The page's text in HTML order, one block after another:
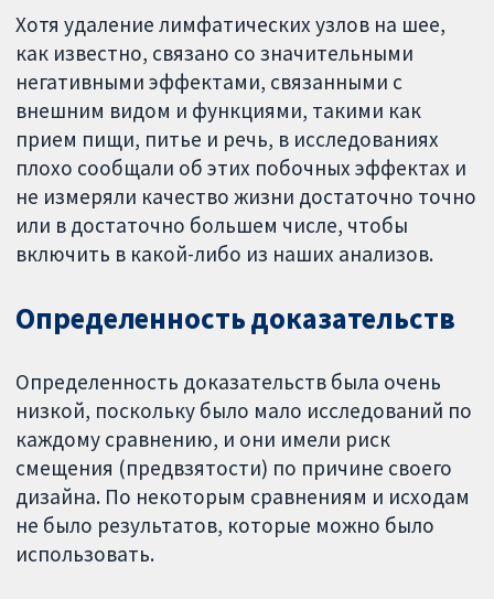
Хотя удаление лимфатических узлов на шее,
как известно, связано со значительными
негативными эффектами, связанными с
внешним видом и функциями, такими как
прием пищи, питье и речь, в исследованиях
плохо сообщали об этих побочных эффектах и
не измеряли качество жизни достаточно точно
или в достаточно большем числе, чтобы
включить в какой-либо из наших анализов.
Определенность доказательств
Определенность доказательств была очень
низкой, поскольку было мало исследований по
каждому сравнению, и они имели риск
смещения (предвзятости) по причине своего
дизайна. По некоторым сравнениям и исходам
не было результатов, которые можно было
использовать.